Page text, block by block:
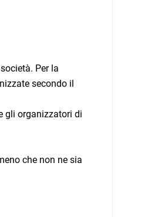
Per la
secondo il
gli organizzatori di
che non ne sia